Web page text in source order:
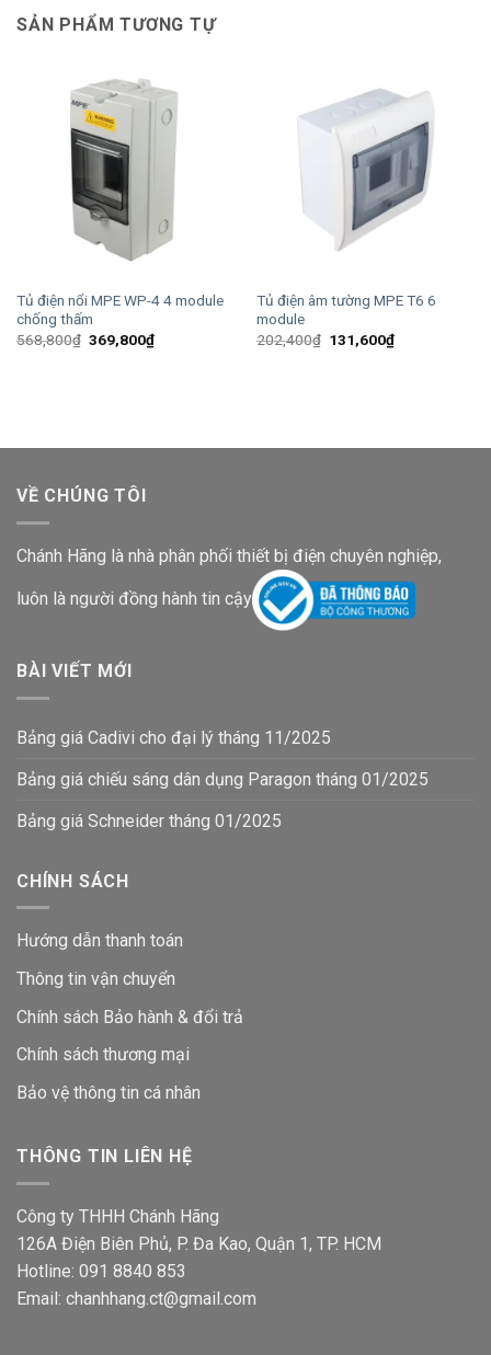
SẢN PHẨM TƯƠNG TỰ
Tủ điện nổi MPE WP-4 4 module
chống thấm
568,800₫ Giá
369,800₫Giá
hiện
Tủ điện âm tường MPE T6 6
module
202,400₫ Giá
131,600₫Giá
hiện
VỀ CHÚNG TÔI
Chánh Hãng là nhà phân phối thiết bị điện chuyên nghiệp,
luôn là người đồng hành tin cậy
BÀI VIẾT MỚI
Bảng giá Cadivi cho đại lý tháng 11/2025
Bảng giá chiếu sáng dân dụng Paragon tháng 01/2025
Bảng giá Schneider tháng 01/2025
CHÍNH SÁCH
Hướng dẫn thanh toán
Thông tin vận chuyển
Chính sách Bảo hành & đổi trả
Chính sách thương mại
Bảo vệ thông tin cá nhân
THÔNG TIN LIÊN HỆ
Công ty THHH Chánh Hãng
126A Điện Biên Phủ, P. Đa Kao, Quận 1, TP. HCM
Hotline: 091 8840 853
Email: chanhhang.ct@gmail.com